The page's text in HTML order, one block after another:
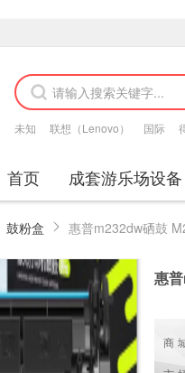
未知 联想（Lenovo） 国际
首页 成套游乐场设备
鼓粉盒
惠
商